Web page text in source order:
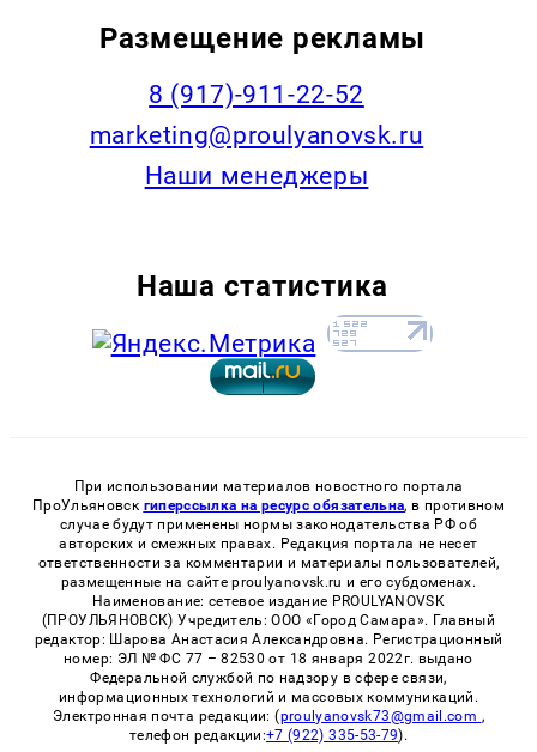
Размещение рекламы
8 (917)-911-22-52
marketing@proulyanovsk.ru
Наши менеджеры
Наша статистика
При использовании материалов новостного портала
ПроУльяновск гиперссылка на ресурс обязательна, в противном
случае будут применены нормы законодательства РФ об
авторских и смежных правах. Редакция портала не несет
ответственности за комментарии и материалы пользователей,
размещенные на сайте proulyanovsk.ru и его субдоменах.
Наименование: сетевое издание PROULYANOVSK
(ПРОУЛЬЯНОВСК) Учредитель: ООО «Город Самара». Главный
редактор: Шарова Анастасия Александровна. Регистрационный
номер: ЭЛ № ФС 77 – 82530 от 18 января 2022г. выдано
Федеральной службой по надзору в сфере связи,
информационных технологий и массовых коммуникаций.
Электронная почта редакции: (proulyanovsk73@gmail.com ,
телефон редакции:+7 (922) 335-53-79).